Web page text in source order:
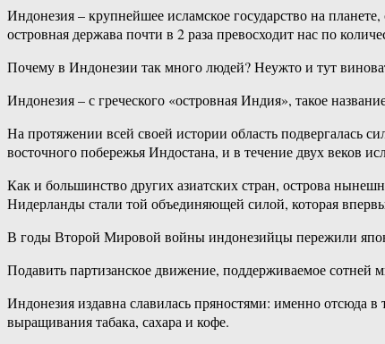
Индонезия – крупнейшее исламское государство на
островная держава почти в 2 раза превосходит нас по
Почему в Индонезии так много людей? Неужто и тут
Индонезия – с греческого «островная Индия», такое
На протяжении всей своей истории область подвергалась
восточного побережья Индостана, и в течение двух веков
Как и большинство других азиатских стран, острова
Нидерланды стали той объединяющей силой, которая
В годы Второй Мировой войны индонезийцы пережили
Подавить партизанское движение, поддерживаемое
Индонезия издавна славилась пряностями: именно отсюда
выращивания табака, сахара и кофе.